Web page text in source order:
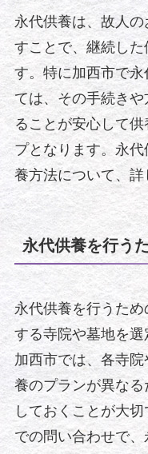
永代供養は、故人
すことで、継続し
す。特に加西市で
ては、その手続き
ることが安心して
プとなります。永
養方法について、詳
永代供養を行う
永代供養を行うた
する寺院や墓地を選
加西市では、各寺
養のプランが異な
しておくことが大
での問い合わせで